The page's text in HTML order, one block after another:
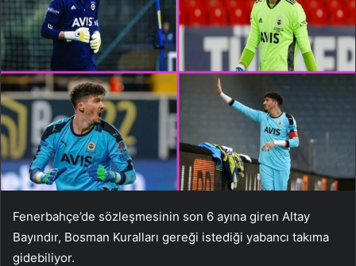
Fenerbahçe’de sözleşmesinin son 6 ayına giren Altay
Bayındır, Bosman Kuralları gereği istediği yabancı takıma
gidebiliyor.